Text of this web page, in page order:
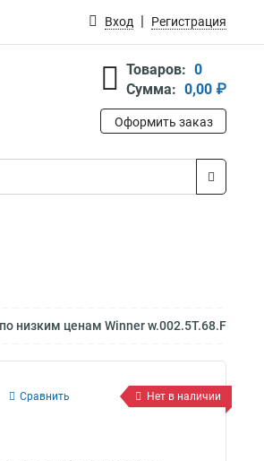
Вход Регистрация
Товаров: 0
Сумма: 0,00 ₽
Оформить заказ
низким ценам Winner w.002.5Т.68.F
Сравнить Нет в наличии